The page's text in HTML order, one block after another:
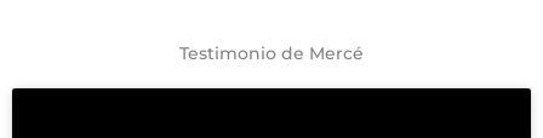
Testimonio de Mercé